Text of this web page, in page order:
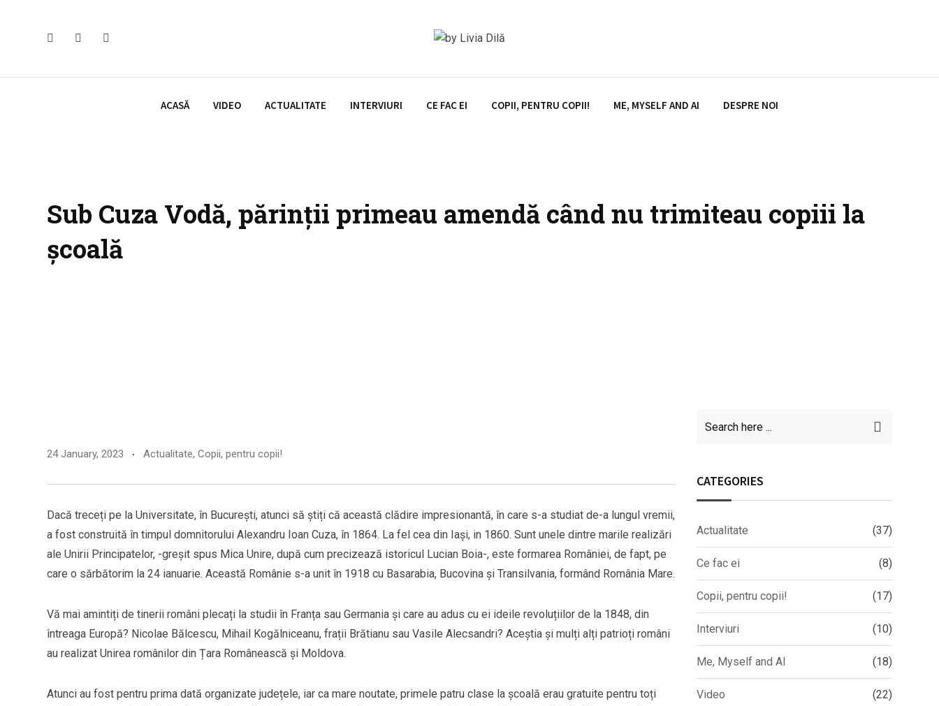
ACASĂ VIDEO ACTUALITATE INTERVIURI CE FAC EI COPII, PENTRU COPII! ME, MYSELF AND AI DESPRE NOI
Sub Cuza Vodă, părinții primeau amendă când nu trimiteau copiii la
școală
24 January, 2023 Actualitate, Copii, pentru copii!
Dacă treceți pe la Universitate, în București, atunci să știți că această clădire impresionantă, în care s-a studiat de-a lungul vremii,
a fost construită în timpul domnitorului Alexandru Ioan Cuza, în 1864. La fel cea din Iași, in 1860. Sunt unele dintre marile realizări
ale Unirii Principatelor, -greșit spus Mica Unire, după cum precizează istoricul Lucian Boia-, este formarea României, de fapt, pe
care o sărbătorim la 24 ianuarie. Această Românie s-a unit în 1918 cu Basarabia, Bucovina și Transilvania, formând România Mare.
Vă mai amintiți de tinerii români plecați la studii în Franța sau Germania și care au adus cu ei ideile revoluțiilor de la 1848, din
întreaga Europă? Nicolae Bălcescu, Mihail Kogălniceanu, frații Brătianu sau Vasile Alecsandri? Aceștia și mulți alți patrioți români
au realizat Unirea românilor din Țara Românească și Moldova.
Atunci au fost pentru prima dată organizate județele, iar ca mare noutate, primele patru clase la școală erau gratuite pentru toți
CATEGORIES
Actualitate (37)
Ce fac ei (8)
Copii, pentru copii! (17)
Interviuri (10)
Me, Myself and AI (18)
Video (22)